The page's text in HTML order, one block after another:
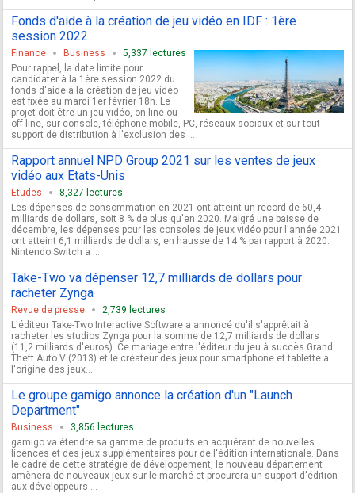
Fonds d'aide à la création de jeu vidéo en IDF : 1ère
session 2022
Finance Business
5,337 lectures
Pour rappel, la date limite pour
candidater à la 1ère session 2022 du
fonds d'aide à la création de jeu vidéo
est fixée au mardi 1er février 18h. Le
projet doit être un jeu vidéo, on line ou
off line, sur console, téléphone mobile, PC, réseaux sociaux et sur tout
support de distribution à l'exclusion des ...
Rapport annuel NPD Group 2021 sur les ventes de jeux
vidéo aux Etats-Unis
Etudes
8,327 lectures
Les dépenses de consommation en 2021 ont atteint un record de 60,4
milliards de dollars, soit 8 % de plus qu'en 2020. Malgré une baisse de
décembre, les dépenses pour les consoles de jeux vidéo pour l'année 2021
ont atteint 6,1 milliards de dollars, en hausse de 14 % par rapport à 2020.
Nintendo Switch a ...
Take-Two va dépenser 12,7 milliards de dollars pour
racheter Zynga
Revue de presse
2,739 lectures
L'éditeur Take-Two Interactive Software a annoncé qu'il s'apprêtait à
racheter les studios Zynga pour la somme de 12,7 milliards de dollars
(11,2 milliards d'euros). Ce mariage entre l'éditeur du jeu à succès Grand
Theft Auto V (2013) et le créateur des jeux pour smartphone et tablette à
l'origine des jeux...
Le groupe gamigo annonce la création d'un "Launch
Department"
Business
3,856 lectures
gamigo va étendre sa gamme de produits en acquérant de nouvelles
licences et des jeux supplémentaires pour de l'édition internationale. Dans
le cadre de cette stratégie de développement, le nouveau département
amènera de nouveaux jeux sur le marché et procurera un support d'édition
aux développeurs ...